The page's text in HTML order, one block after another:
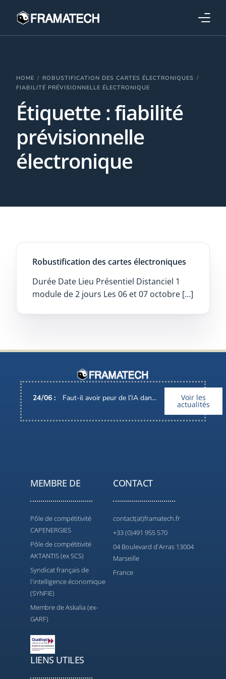
HOME
ROBUSTIFICATION DES CARTES ÉLECTRONIQUES
FIABILITÉ PRÉVISIONNELLE ÉLECTRONIQUE
Étiquette :fiabilité
prévisionnelle
électronique
Robustification des cartes électroniques
Durée Date Lieu Présentiel Distanciel 1
module de 2 jours Les 06 et 07 octobre […]
24/06 : Faut-il avoir peur de l’IA dans nos métiers ? Voir les
actualités
MEMBRE DE
Pôle de compétitivité
CAPENERGIES
Pôle de compétitivité
AKTANTIS (ex SCS)
Syndicat français de
l'intelligence économique
(SYNFIE)
Membre de Askalia (ex-
GARF)
CONTACT
contact(at)framatech.fr
+33 (0)491 955 570
04 Boulevard d'Arras 13004
Marseille
France
LIENS UTILES
Formations
Performance électronique
Stratégies industrielles